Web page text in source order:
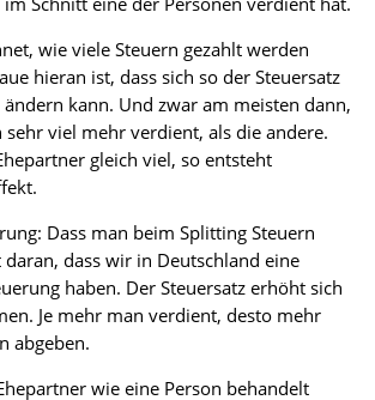
wie viele Steuern gezahlt werden
hieran ist, dass sich so der Steuersatz
kann. Und zwar am meisten dann,
sehr viel mehr verdient, als die andere.
gleich viel, so entsteht
Dass man beim Splitting Steuern
dass wir in Deutschland eine
haben. Der Steuersatz erhöht sich
Je mehr man verdient, desto mehr
abgeben.
wie eine Person behandelt